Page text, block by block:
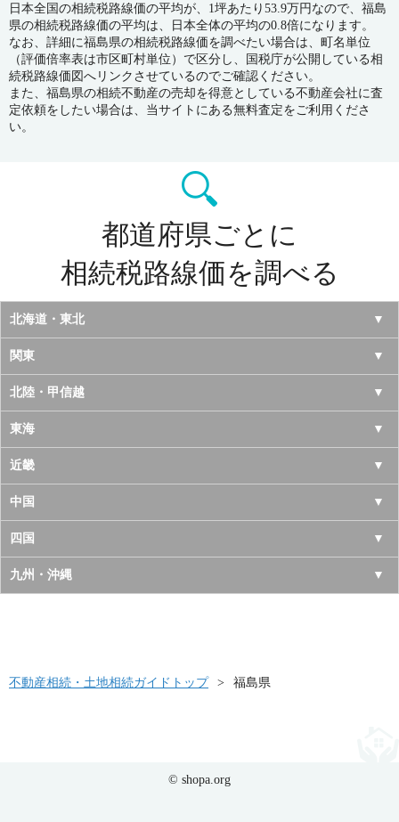
日本全国の相続税路線価の平均が、1坪あたり53.9万円なので、福島
県の相続税路線価の平均は、日本全体の平均の0.8倍になります。
なお、詳細に福島県の相続税路線価を調べたい場合は、町名単位
（評価倍率表は市区町村単位）で区分し、国税庁が公開している相
続税路線価図へリンクさせているのでご確認ください。
また、福島県の相続不動産の売却を得意としている不動産会社に査
定依頼をしたい場合は、当サイトにある無料査定をご利用くださ
い。
都道府県ごとに
相続税路線価を調べる
北海道・東北
北海道
青森県
岩手県
宮城県
秋田県
山形県
福島県
関東
東京都
神奈川県
千葉県
埼玉県
茨城県
栃木県
北陸・甲信越
山梨県
長野県
新潟県
富山県
石川県
東海
愛知県
岐阜県
三重県
静岡県
近畿
大阪府
京都府
兵庫県
和歌山県
中国
鳥取県
島根県
山口県
四国
徳島県
高知県
九州・沖縄
長崎県
不動産相続・土地相続ガイドトップ 福島県
© shopa.org